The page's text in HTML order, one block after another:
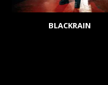
BLACKRAIN